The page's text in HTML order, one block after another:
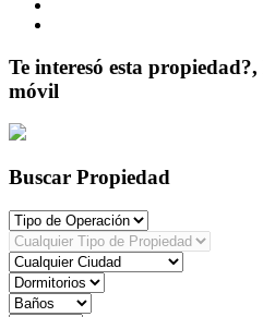
Te interesó esta
móvil
Buscar Propiedad